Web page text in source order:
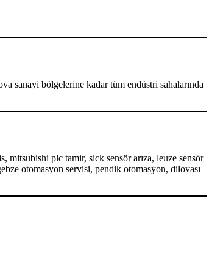
sanayi bölgelerine kadar tüm endüstri sahalarında
mitsubishi plc tamir, sick sensör arıza, leuze sensör
otomasyon servisi, pendik otomasyon, dilovası